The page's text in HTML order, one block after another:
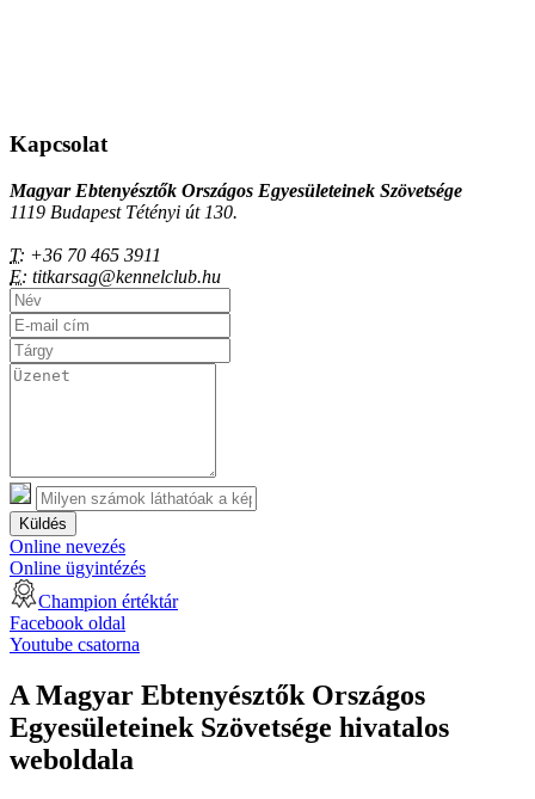
Kapcsolat
Magyar Ebtenyésztők Országos Egyesületeinek Szövetsége
1119 Budapest Tétényi út 130.
T: +36 70 465 3911
E: titkarsag@kennelclub.hu
Küldés
Online nevezés
Online ügyintézés
Champion értéktár
Facebook oldal
Youtube csatorna
A Magyar Ebtenyésztők Országos
Egyesületeinek Szövetsége hivatalos
weboldala